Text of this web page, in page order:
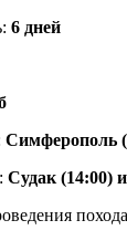
6 дней
Симферополь
Судак (14:00)